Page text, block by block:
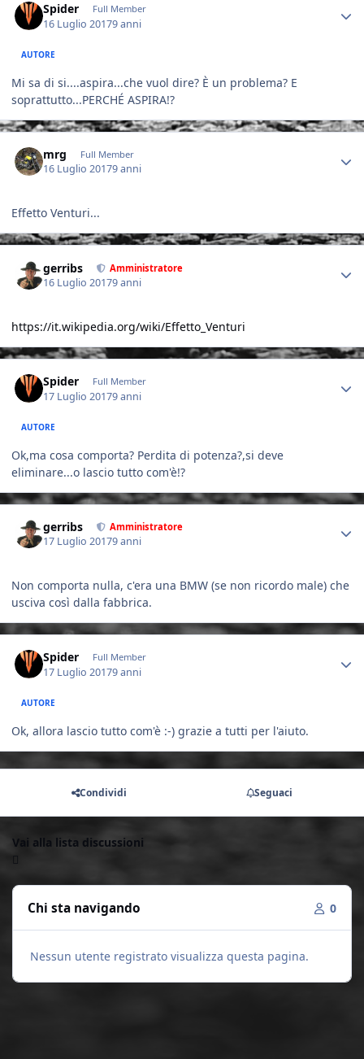
Spider Full Member
16 Luglio 20179 anni
AUTORE
Mi sa di si....aspira...che vuol dire? È un problema? E
soprattutto...PERCHÉ ASPIRA!?
mrg Full Member
16 Luglio 20179 anni
Effetto Venturi...
gerribs Amministratore
16 Luglio 20179 anni
https://it.wikipedia.org/wiki/Effetto_Venturi
Spider Full Member
17 Luglio 20179 anni
AUTORE
Ok,ma cosa comporta? Perdita di potenza?,si deve
eliminare...o lascio tutto com'è!?
gerribs Amministratore
17 Luglio 20179 anni
Non comporta nulla, c'era una BMW (se non ricordo male) che
usciva così dalla fabbrica.
Spider Full Member
17 Luglio 20179 anni
AUTORE
Ok, allora lascio tutto com'è :-) grazie a tutti per l'aiuto.
Condividi Seguaci
Vai alla lista discussioni
Chi sta navigando 0
Nessun utente registrato visualizza questa pagina.